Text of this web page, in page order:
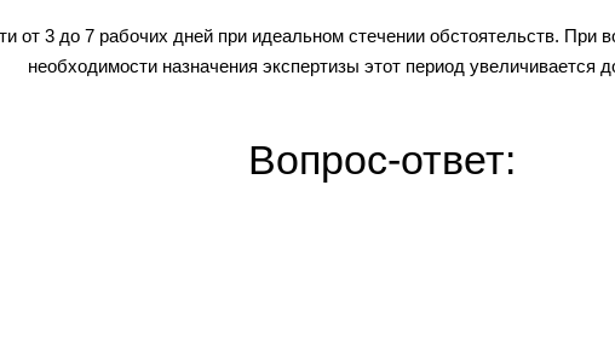
от 3 до 7 рабочих дней при идеальном стечении обстоятельств. При
необходимости назначения экспертизы этот период увеличивается
Вопрос-ответ: